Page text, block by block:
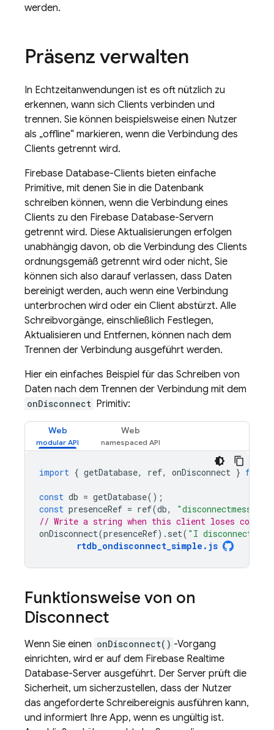
werden.
Präsenz verwalten
In Echtzeitanwendungen ist es oft nützlich zu
erkennen, wann sich Clients verbinden und
trennen. Sie können beispielsweise einen Nutzer
als „offline“ markieren, wenn die Verbindung des
Clients getrennt wird.
Firebase Database-Clients bieten einfache
Primitive, mit denen Sie in die Datenbank
schreiben können, wenn die Verbindung eines
Clients zu den Firebase Database-Servern
getrennt wird. Diese Aktualisierungen erfolgen
unabhängig davon, ob die Verbindung des Clients
ordnungsgemäß getrennt wird oder nicht, Sie
können sich also darauf verlassen, dass Daten
bereinigt werden, auch wenn eine Verbindung
unterbrochen wird oder ein Client abstürzt. Alle
Schreibvorgänge, einschließlich Festlegen,
Aktualisieren und Entfernen, können nach dem
Trennen der Verbindung ausgeführt werden.
Hier ein einfaches Beispiel für das Schreiben von
Daten nach dem Trennen der Verbindung mit dem
onDisconnect Primitiv:
Web Web
import { getDatabase, ref, onDisconnect } from
const db = getDatabase();
const presenceRef = ref(db, "disconnectmessage"
// Write a string when this client loses
onDisconnect(presenceRef). set( "I disconnected!"
rtdb_ondisconnect_simple . js
Funktionsweise von on
Disconnect
Wenn Sie einen onDisconnect() -Vorgang
einrichten, wird er auf dem Firebase Realtime
Database-Server ausgeführt. Der Server prüft die
Sicherheit, um sicherzustellen, dass der Nutzer
das angeforderte Schreibereignis ausführen kann,
und informiert Ihre App, wenn es ungültig ist.